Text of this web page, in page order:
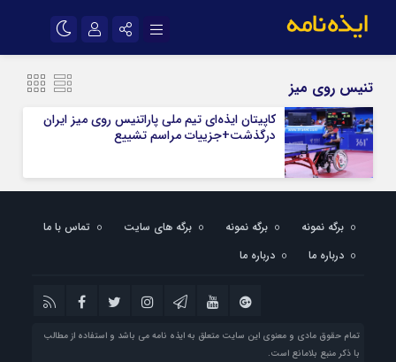
سروش
آپارات
اپلیکیشن رمز عبور
تنیس روی میز
کاپیتان ایذه‌ای تیم ‌ملی پاراتنیس روی میز ایران
درگذشت+جزییات مراسم تشییع
برگه نمونه برگه نمونه برگه های سایت
تماس با ما
درباره ما
درباره ما
تمام حقوق مادی و معنوی این سایت متعلق به ایذه نامه می باشد و استفاده از مطالب
با ذکر منبع بلامانع است.